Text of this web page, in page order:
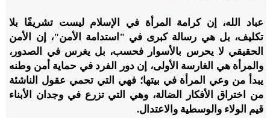
عباد الله، إن كرامة المرأة في الإسلام ليست تشريفًا بلا
تكليف، بل هي رسالة كبرى في "استدامة الأمن"، إن الأمن
الحقيقي لا يحرس بالأسوار فحسب، بل يغرس في الصدور،
والمرأة هي الغارسة الأولى، إن دور الفرد في حماية أمن وطنه
يبدأ من وعي المرأة في بيتها؛ فهي التي تحمي عقول الناشئة
من اختراق الأفكار الضالة، وهي التي تزرع في وجدان الأبناء
قيم الولاء والوسطية والاعتدال.